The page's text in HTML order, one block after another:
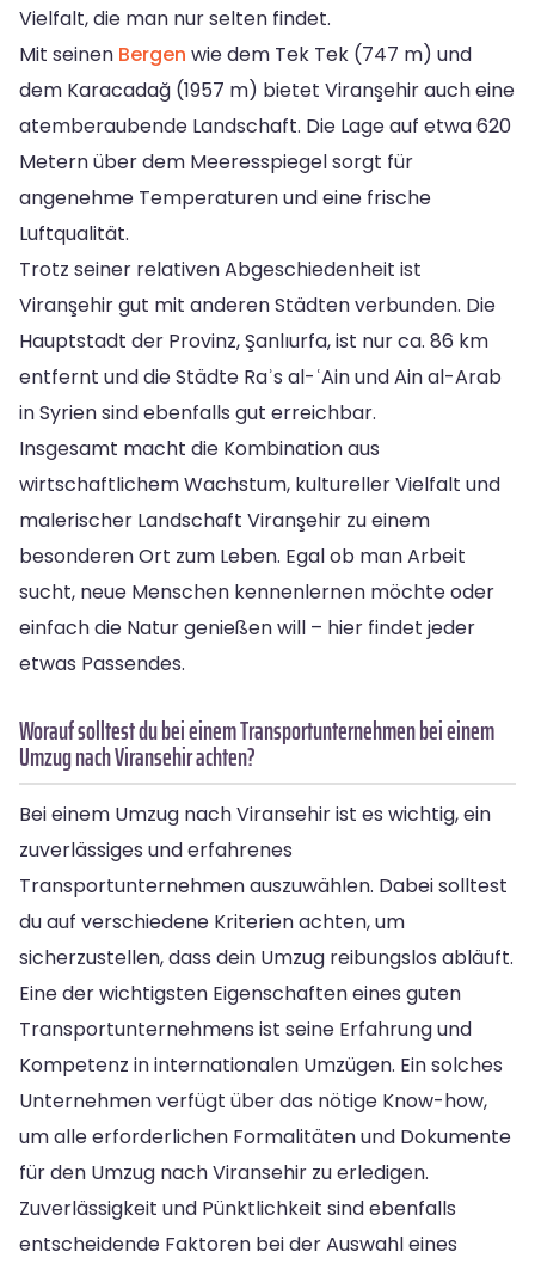
Vielfalt, die man nur selten findet.
Mit seinen Bergen wie dem Tek Tek (747 m) und
dem Karacadağ (1957 m) bietet Viranşehir auch eine
atemberaubende Landschaft. Die Lage auf etwa 620
Metern über dem Meeresspiegel sorgt für
angenehme Temperaturen und eine frische
Luftqualität.
Trotz seiner relativen Abgeschiedenheit ist
Viranşehir gut mit anderen Städten verbunden. Die
Hauptstadt der Provinz, Şanlıurfa, ist nur ca. 86 km
entfernt und die Städte Raʾs al-ʿAin und Ain al-Arab
in Syrien sind ebenfalls gut erreichbar.
Insgesamt macht die Kombination aus
wirtschaftlichem Wachstum, kultureller Vielfalt und
malerischer Landschaft Viranşehir zu einem
besonderen Ort zum Leben. Egal ob man Arbeit
sucht, neue Menschen kennenlernen möchte oder
einfach die Natur genießen will – hier findet jeder
etwas Passendes.
Worauf solltest du bei einem Transportunternehmen bei einem
Umzug nach Viransehir achten?
Bei einem Umzug nach Viransehir ist es wichtig, ein
zuverlässiges und erfahrenes
Transportunternehmen auszuwählen. Dabei solltest
du auf verschiedene Kriterien achten, um
sicherzustellen, dass dein Umzug reibungslos abläuft.
Eine der wichtigsten Eigenschaften eines guten
Transportunternehmens ist seine Erfahrung und
Kompetenz in internationalen Umzügen. Ein solches
Unternehmen verfügt über das nötige Know-how,
um alle erforderlichen Formalitäten und Dokumente
für den Umzug nach Viransehir zu erledigen.
Zuverlässigkeit und Pünktlichkeit sind ebenfalls
entscheidende Faktoren bei der Auswahl eines